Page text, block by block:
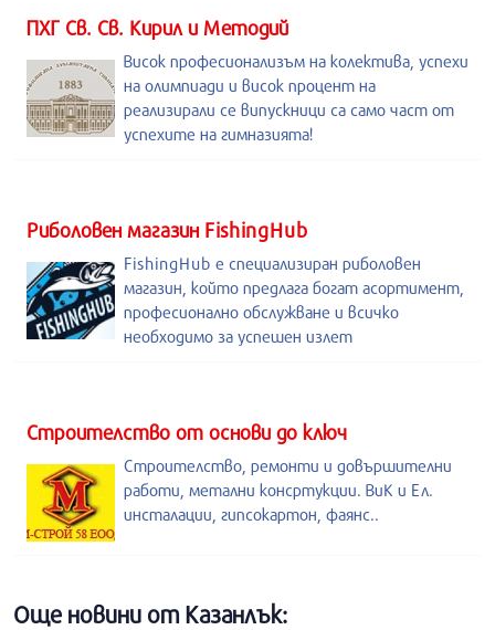
ПХГ Св. Св. Кирил и Методий
Висок професионализъм на колектива, успехи
на олимпиади и висок процент на
реализирали се випускници са само част от
успехите на гимназията!
Риболовен магазин FishingHub
FishingHub е специализиран риболовен
магазин, който предлага богат асортимент,
професионално обслужване и всичко
необходимо за успешен излет
Строителство от основи до ключ
Строителство, ремонти и довършителни
работи, метални консртукции. ВиК и Ел.
инсталации, гипсокартон, фаянс..
Още новини от Казанлък: